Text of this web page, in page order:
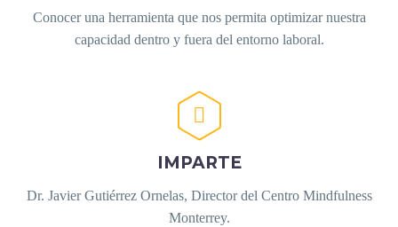
Conocer una herramienta que nos permita optimizar nuestra
capacidad dentro y fuera del entorno laboral.


IMPARTE
Dr. Javier Gutiérrez Ornelas, Director del Centro Mindfulness
Monterrey.